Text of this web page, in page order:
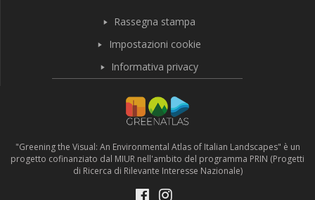
Rassegna stampa
Impostazioni cookie
Informativa privacy
"Greening the Visual: An Environmental Atlas of Italian Landscapes" è un
progetto cofinanziato dal MIUR nell'ambito del programma PRIN (Progetti
di Ricerca di Rilevante Interesse Nazionale)